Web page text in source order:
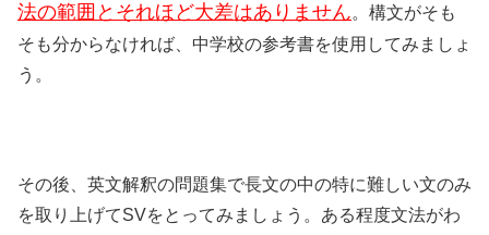
法の範囲とそれほど大差はありません。構文がそも
そも分からなければ、中学校の参考書を使用してみましょ
う。
その後、英文解釈の問題集で長文の中の特に難しい文のみ
を取り上げてSVをとってみましょう。ある程度文法がわ